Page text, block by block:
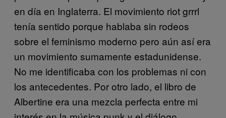
en día en Inglaterra. El movimiento riot grrrl
tenía sentido porque hablaba sin rodeos
sobre el feminismo moderno pero aún así era
un movimiento sumamente estadunidense.
No me identificaba con los problemas ni con
los antecedentes. Por otro lado, el libro de
Albertine era una mezcla perfecta entre mi